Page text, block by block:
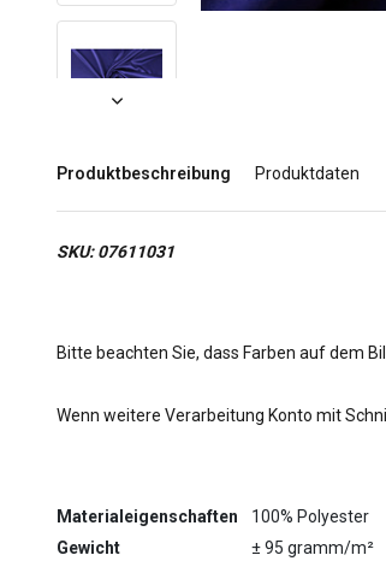
Produktbeschreibung Produktdaten
SKU: 07611031
Bitte beachten Sie, dass Farben auf dem
Wenn weitere Verarbeitung Konto mit
Materialeigenschaften
100% Polyester
Gewicht
± 95 gramm/m²